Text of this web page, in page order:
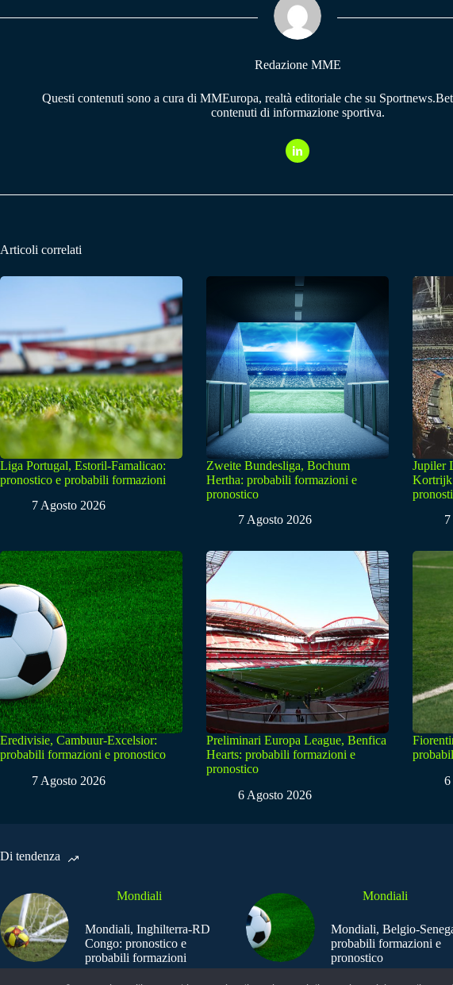
pp m
Redazione MME
Questi contenuti sono a cura di MMEuropa, realtà editoriale che su
contenuti di informazione sportiva.
Articoli correlati
Liga Portugal, Estoril-Famalicao:
pronostico e probabili formazioni
7 Agosto 2026
Zweite Bundesliga, Bochum
Hertha: probabili formazioni e
pronostico
7 Agosto 2026
Jupiler
Eredivisie, Cambuur-Excelsior:
probabili formazioni e pronostico
7 Agosto 2026
Preliminari Europa League, Benfica
Hearts: probabili formazioni e
pronostico
6 Agosto 2026
6
Di tendenza
Mondiali
Mondiali, Inghilterra-RD
Congo: pronostico e
probabili formazioni
Mondiali
Mondiali, Belgio-
probabili formazioni e
pronostico